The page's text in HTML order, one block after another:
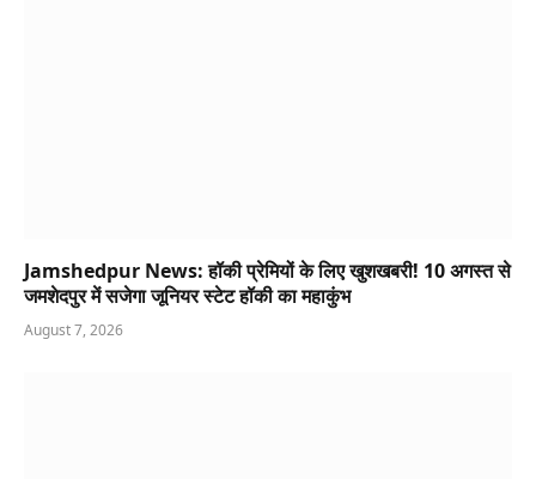
Jamshedpur News: हॉकी प्रेमियों के लिए खुशखबरी! 10 अगस्त से
जमशेदपुर में सजेगा जूनियर स्टेट हॉकी का महाकुंभ
August 7, 2026